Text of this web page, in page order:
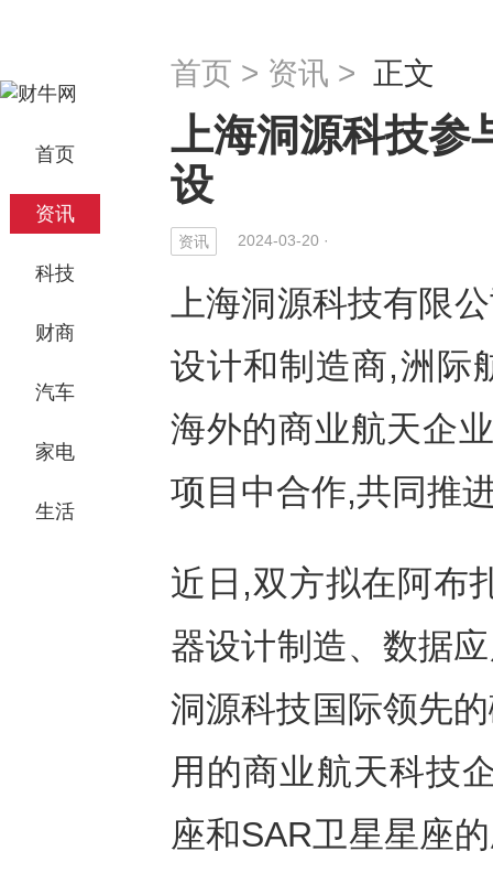
首页
资讯
科技
财商
汽车
家电
生活
首页 > 资讯 > 正文
上海洞源科技参
设
资讯 2024-03-20 ·
上海洞源科技有限
设计和制造商,洲际
海外的商业航天企
项目中合作,共同推
近日,双方拟在阿布
器设计制造、数据
洞源科技国际领先
用的商业航天科技
座和SAR卫星星座